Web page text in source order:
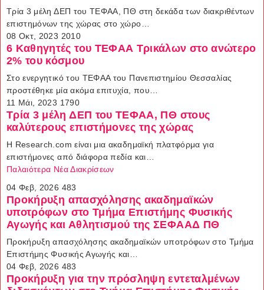
Τρία 3 μέλη ΔΕΠ του ΤΕΦΑΑ, ΠΘ στη δεκάδα των διακριθέντων
επιστημόνων της χώρας στο χώρο…
08 Οκτ, 2023 2010
6 Καθηγητές του ΤΕΦΑΑ Τρικάλων στο ανώτερο
2% του κόσμου
Στο ενεργητικό του ΤΕΦΑΑ του Πανεπιστημίου Θεσσαλίας
προστέθηκε μία ακόμα επιτυχία, που…
11 Μάι, 2023 1790
Τρία 3 μέλη ΔΕΠ του ΤΕΦΑΑ, ΠΘ στους
καλύτερους επιστήμονες της χώρας
Η Research.com είναι μια ακαδημαϊκή πλατφόρμα για
επιστήμονες από διάφορα πεδία και…
Παλαιότερα Νέα Διακρίσεων
04 Φεβ, 2026 483
Προκήρυξη απασχόλησης ακαδημαϊκών
υποτρόφων στο Τμήμα Επιστήμης Φυσικής
Αγωγής και Αθλητισμού της ΣΕΦΑΑΔ ΠΘ
Προκήρυξη απασχόλησης ακαδημαϊκών υποτρόφων στο Τμήμα
Επιστήμης Φυσικής Αγωγής και…
04 Φεβ, 2026 483
Προκήρυξη για την πρόσληψη εντεταλμένων